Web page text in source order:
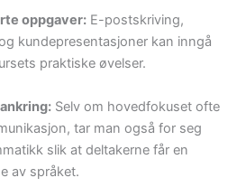
oppgaver: E-postskriving,
kundepresentasjoner kan inngå
praktiske øvelser.
Selv om hovedfokuset ofte
tar man også for seg
slik at deltakerne får en
av språket.